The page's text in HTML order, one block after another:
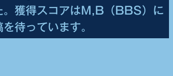
。獲得スコアはM,B（BBS）に
待っています。